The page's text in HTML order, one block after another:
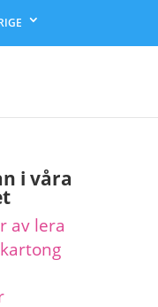
i våra
av lera